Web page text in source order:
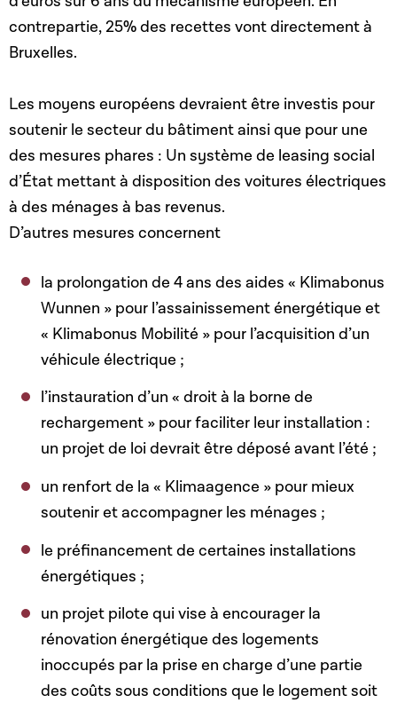
contrepartie, 25% des recettes vont directement à
Bruxelles.
Les moyens européens devraient être investis pour
soutenir le secteur du bâtiment ainsi que pour une
des mesures phares : Un système de leasing social
d’État mettant à disposition des voitures électriques
à des ménages à bas revenus.
D’autres mesures concernent
la prolongation de 4 ans des aides « Klimabonus
Wunnen » pour l’assainissement énergétique et
« Klimabonus Mobilité » pour l’acquisition d’un
véhicule électrique ;
l’instauration d’un « droit à la borne de
rechargement » pour faciliter leur installation :
un projet de loi devrait être déposé avant l’été ;
un renfort de la « Klimaagence » pour mieux
soutenir et accompagner les ménages ;
le préfinancement de certaines installations
énergétiques ;
un projet pilote qui vise à encourager la
rénovation énergétique des logements
inoccupés par la prise en charge d’une partie
des coûts sous conditions que le logement soit